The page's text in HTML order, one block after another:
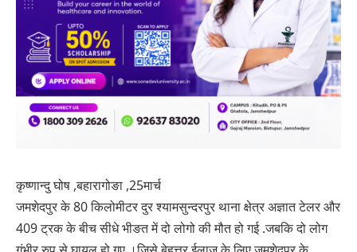
कृष्णान्दु घोष ,बहारागोङा ,25मार्च
जमशेदपुर के 80 किलोमीटर दुर श्यामसुन्दरपुर थाना क्षेत्र अज्ञात टेलर और
409 ट्रक के बीच सीधे भीङत में दो लोगो की मौत हो गई .जबकि दो लोग